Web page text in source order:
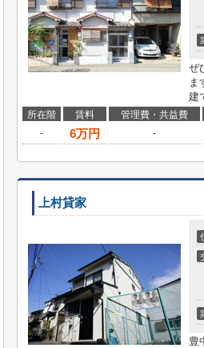
ぜ
ま
建
所在階 賃料 管理費・共益費
-
6万円 -
上村貸家
豊